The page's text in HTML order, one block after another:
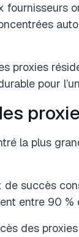
fournisseurs
proxies
pour
la plus
succès
entre 90 %
des